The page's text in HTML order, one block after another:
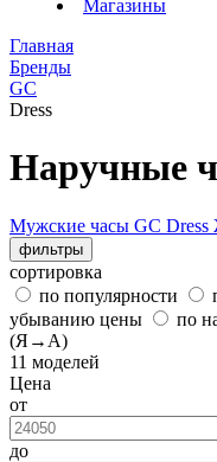
Магазины
Главная
Бренды
GC
Dress
Наручные
Мужские часы GC Dress
фильтры
сортировка
по популярности
убыванию цены
по
(Я→А)
11 моделей
Цена
от
до